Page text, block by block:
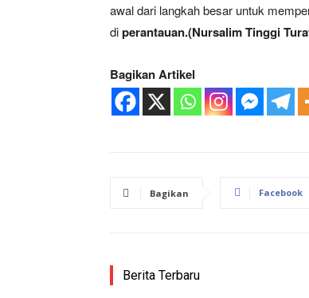
awal dari langkah besar untuk
diperantauan.(Nursalim Tinggi
Bagikan Artikel
Bagikan Facebook
Berita Terbaru